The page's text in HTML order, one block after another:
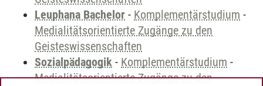
Leuphana Bachelor - Komplementärstudium -
Medialitätsorientierte Zugänge zu den
Geisteswissenschaften
Sozialpädagogik - Komplementärstudium -
Medialitätsorientierte Zugänge zu den